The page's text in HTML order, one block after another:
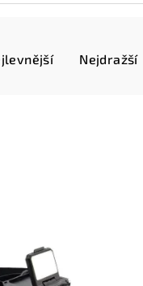
Nejdražší